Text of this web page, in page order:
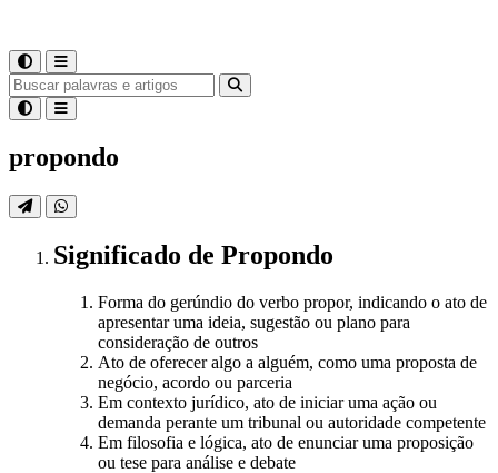
propondo
Significado de Propondo
Forma do gerúndio do verbo propor, indicando o ato de
apresentar uma ideia, sugestão ou plano para
consideração de outros
Ato de oferecer algo a alguém, como uma proposta de
negócio, acordo ou parceria
Em contexto jurídico, ato de iniciar uma ação ou
demanda perante um tribunal ou autoridade competente
Em filosofia e lógica, ato de enunciar uma proposição
ou tese para análise e debate